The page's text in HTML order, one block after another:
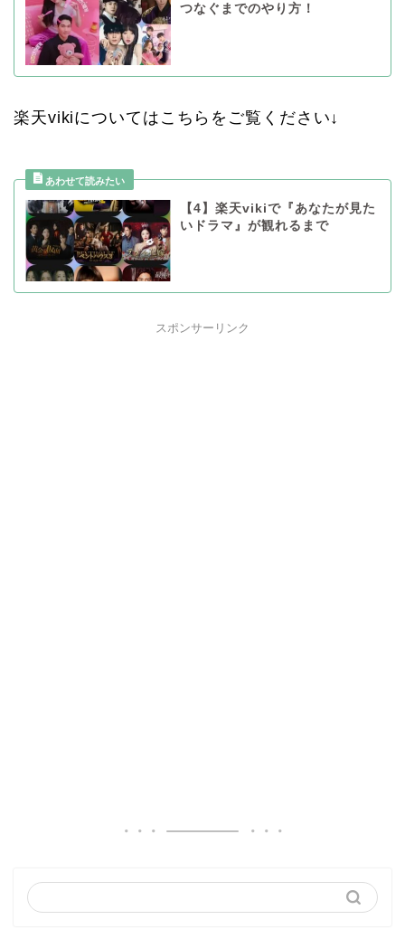
つなぐまでのやり方！
楽天vikiについてはこちらをご覧ください↓
【4】楽天vikiで『あなたが見た
いドラマ』が観れるまで
スポンサーリンク